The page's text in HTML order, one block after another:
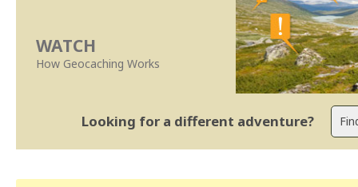
WATCH
How Geocaching Works
Looking for a different adventure?